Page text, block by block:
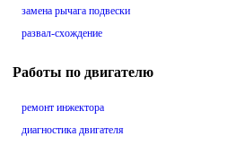
замена рычага подвески
развал-схождение
Работы по двигателю
ремонт инжектора
диагностика двигателя